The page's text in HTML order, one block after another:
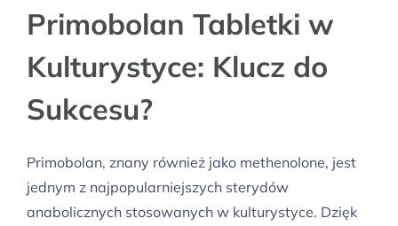
CONTACT
Primobolan Tabletki w
Kulturystyce: Klucz do
Sukcesu?
Primobolan, znany również jako methenolone, jest
jednym z najpopularniejszych sterydów
anabolicznych stosowanych w kulturystyce. Dzięk